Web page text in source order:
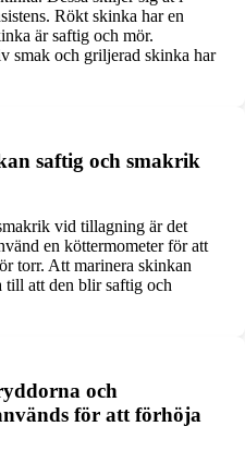
Rökt skinka har en
är saftig och mör.
smak och griljerad skinka har
saftig och smakrik
vid tillagning är det
en köttermometer för att
torr. Att marinera skinkan
till att den blir saftig och
och
för att förhöja